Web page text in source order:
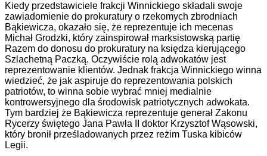
Kiedy przedstawiciele frakcji Winnickiego składali swoje
zawiadomienie do prokuratury o rzekomych zbrodniach
Bąkiewicza, okazało się, że reprezentuje ich mecenas
Michał Grodzki, który zainspirował marksistowską partię
Razem do donosu do prokuratury na księdza kierującego
Szlachetną Paczką. Oczywiście rolą adwokatów jest
reprezentowanie klientów. Jednak frakcja Winnickiego winna
wiedzieć, że jak aspiruje do reprezentowania polskich
patriotów, to winna sobie wybrać mniej medialnie
kontrowersyjnego dla środowisk patriotycznych adwokata.
Tym bardziej że Bąkiewicza reprezentuje generał Zakonu
Rycerzy świętego Jana Pawła II doktor Krzysztof Wąsowski,
który bronił prześladowanych przez reżim Tuska kibiców
Legii.